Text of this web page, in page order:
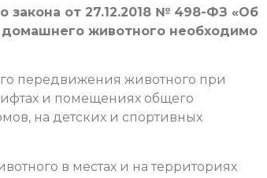
закона от 27.12.2018 № 498-ФЗ «Об
животного необходимо
передвижения животного при
и помещениях общего
на детских и спортивных
в местах и на территориях